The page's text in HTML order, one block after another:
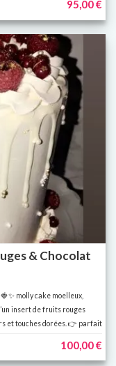
95,00 €
& Chocolat
molly cake moelleux,
insert de fruits rouges
et touches dorées. 👉 parfait
100,00 €